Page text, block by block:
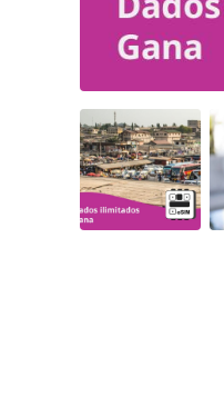
Angled view